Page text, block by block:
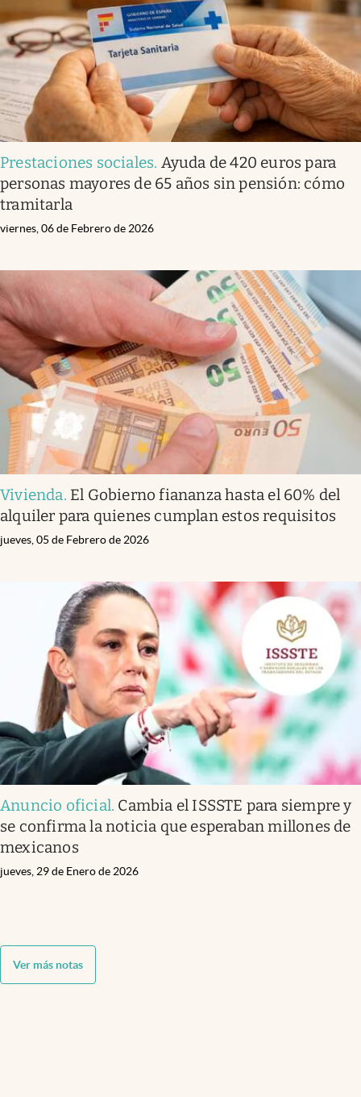
Prestaciones sociales. Ayuda de 420 euros para
personas mayores de 65 años sin pensión: cómo
tramitarla
viernes, 06 de Febrero de 2026
Vivienda. El Gobierno fiananza hasta el 60% del
alquiler para quienes cumplan estos requisitos
jueves, 05 de Febrero de 2026
Anuncio oficial. Cambia el ISSSTE para siempre y
se confirma la noticia que esperaban millones de
mexicanos
jueves, 29 de Enero de 2026
Ver más notas